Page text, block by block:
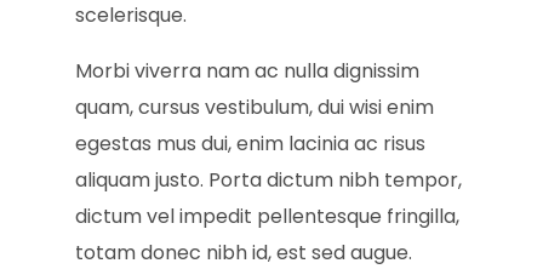
scelerisque.
Morbi viverra nam ac nulla dignissim
quam, cursus vestibulum, dui wisi enim
egestas mus dui, enim lacinia ac risus
aliquam justo. Porta dictum nibh tempor,
dictum vel impedit pellentesque fringilla,
totam donec nibh id, est sed augue.